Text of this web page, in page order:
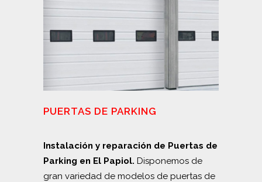
PUERTAS DE PARKING
Instalación y reparación de Puertas de
Parking en El Papiol. Disponemos de
gran variedad de modelos de puertas de